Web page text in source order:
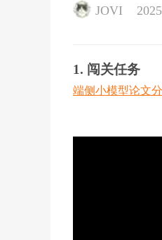
JOVI
1. 闯关任务
端侧小模型论文